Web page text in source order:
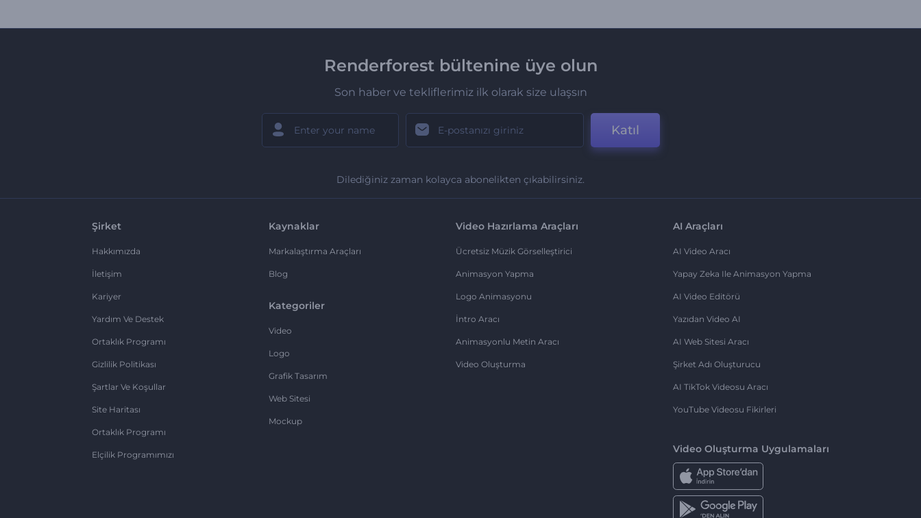
Renderforest bültenine üye olun
Son haber ve tekliflerimiz ilk olarak size ulaşsın
Katıl
Dilediğiniz zaman kolayca abonelikten çıkabilirsiniz.
Şirket
Hakkımızda
İletişim
Kariyer
Yardım Ve Destek
Ortaklık Programı
Gizlilik Politikası
Şartlar Ve Koşullar
Site Haritası
Ortaklık Programı
Elçilik Programımızı
Kaynaklar
Markalaştırma Araçları
Blog
Kategoriler
Video
Logo
Grafik Tasarım
Web Sitesi
Mockup
Video Hazırlama Araçları
Ücretsiz Müzik Görselleştirici
Animasyon Yapma
Logo Animasyonu
İntro Aracı
Animasyonlu Metin Aracı
Video Oluşturma
AI Araçları
AI Video Aracı
Yapay Zeka Ile Animasyon Yapma
AI Video Editörü
Yazıdan Video AI
AI Web Sitesi Aracı
Şirket Adı Oluşturucu
AI TikTok Videosu Aracı
YouTube Videosu Fikirleri
Video Oluşturma Uygulamaları